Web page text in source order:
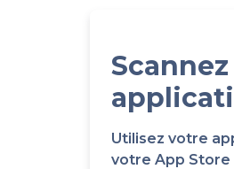
Utilisez votre
votre App Store